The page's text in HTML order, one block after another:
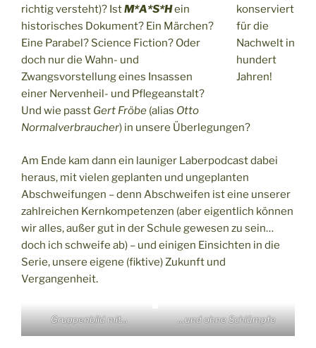
konserviert
für die
Nachwelt in
hundert
Jahren!
richtig versteht)? IstM*A*S*Hein
historisches Dokument? Ein Märchen?
Eine Parabel? Science Fiction? Oder
doch nur die Wahn- und
Zwangsvorstellung eines Insassen
einer Nervenheil- und Pflegeanstalt?
Und wie passt Gert Fröbe (alias Otto
Normalverbraucher) in unsere Überlegungen?
Am Ende kam dann ein launiger Laberpodcast dabei
heraus, mit vielen geplanten und ungeplanten
Abschweifungen – denn Abschweifen ist eine unserer
zahlreichen Kernkompetenzen (aber eigentlich können
wir alles, außer gut in der Schule gewesen zu sein…
doch ich schweife ab) – und einigen Einsichten in die
Serie, unsere eigene (fiktive) Zukunft und
Vergangenheit.
Gruppenbild mit… …und ohne Schlümpfe